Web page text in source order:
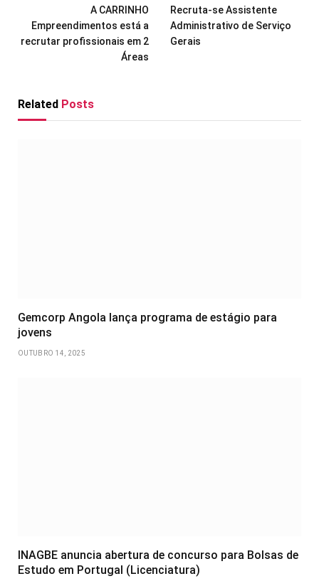
A CARRINHO
Empreendimentos está a
recrutar profissionais em 2
Áreas
Recruta-se Assistente
Administrativo de Serviço
Gerais
Related Posts
Gemcorp Angola lança programa de estágio para
jovens
OUTUBRO 14, 2025
INAGBE anuncia abertura de concurso para Bolsas de
Estudo em Portugal (Licenciatura)